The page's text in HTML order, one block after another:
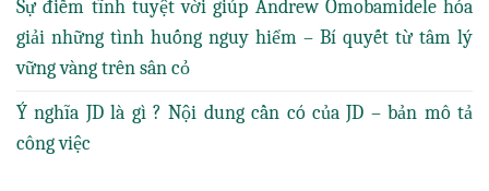
Sự điềm tĩnh tuyệt vời giúp Andrew Omobamidele hóa
giải những tình huống nguy hiểm – Bí quyết từ tâm lý
vững vàng trên sân cỏ
Ý nghĩa JD là gì ? Nội dung cần có của JD – bản mô tả
công việc